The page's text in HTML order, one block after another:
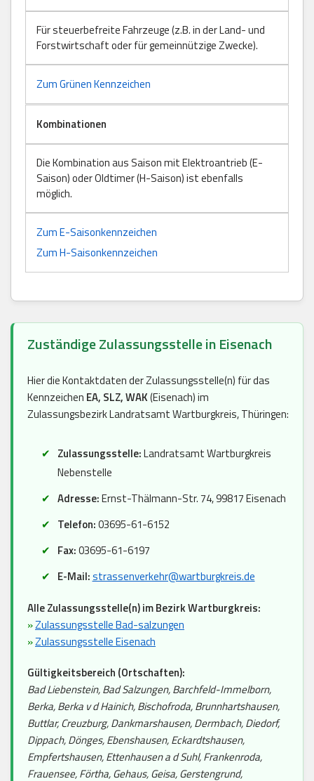
Für steuerbefreite Fahrzeuge (z.B. in der Land- und
Forstwirtschaft oder für gemeinnützige Zwecke).
Zum Grünen Kennzeichen
Kombinationen
Die Kombination aus Saison mit Elektroantrieb (E-
Saison) oder Oldtimer (H-Saison) ist ebenfalls
möglich.
Zum E-Saisonkennzeichen
Zum H-Saisonkennzeichen
Zuständige Zulassungsstelle in Eisenach
Hier die Kontaktdaten der Zulassungsstelle(n) für das
Kennzeichen EA, SLZ, WAK(Eisenach) im
Zulassungsbezirk Landratsamt Wartburgkreis, Thüringen:
Zulassungsstelle:Landratsamt Wartburgkreis
Nebenstelle
Adresse:Ernst-Thälmann-Str. 74, 99817 Eisenach
Telefon:03695-61-6152
Fax:03695-61-6197
E-Mail:strassenverkehr@wartburgkreis.de
Alle Zulassungsstelle(n) im Bezirk Wartburgkreis:
»Zulassungsstelle Bad-salzungen
»Zulassungsstelle Eisenach
Gültigkeitsbereich (Ortschaften):
Bad Liebenstein, Bad Salzungen, Barchfeld-Immelborn,
Berka, Berka v d Hainich, Bischofroda, Brunnhartshausen,
Buttlar, Creuzburg, Dankmarshausen, Dermbach, Diedorf,
Dippach, Dönges, Ebenshausen, Eckardtshausen,
Empfertshausen, Ettenhausen a d Suhl, Frankenroda,
Frauensee, Förtha, Gehaus, Geisa, Gerstengrund,